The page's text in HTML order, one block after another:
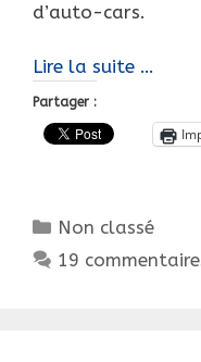
d’auto-cars.
Lire la suite …
des
2
Partager :
Catégories
Non classé
19